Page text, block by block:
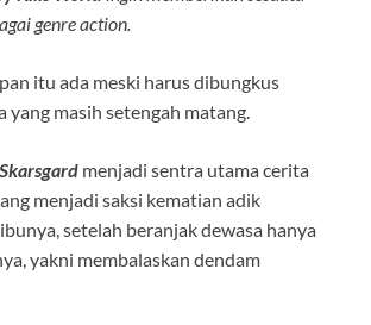
genre action.
itu ada meski harus dibungkus
yang masih setengah matang.
menjadi sentra utama cerita
menjadi saksi kematian adik
setelah beranjak dewasa hanya
yakni membalaskan dendam